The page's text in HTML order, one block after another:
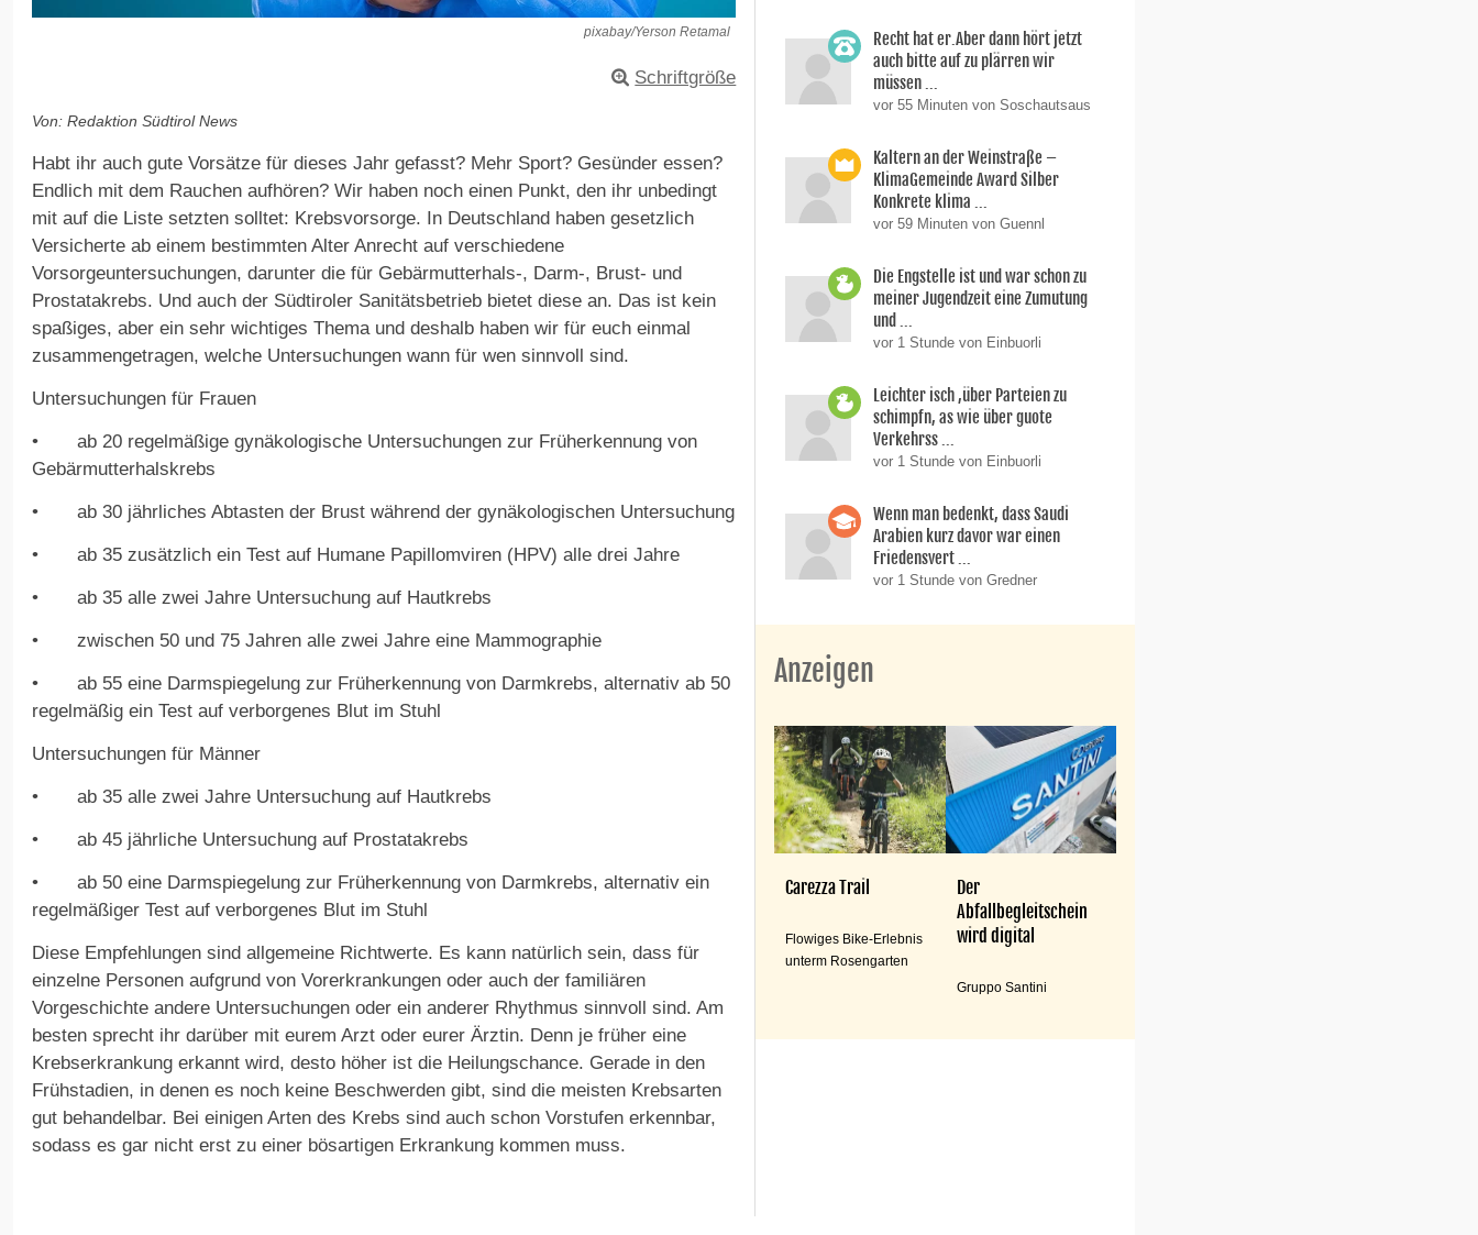
pixabay/Yerson Retamal
Schriftgröße
Von: Redaktion Südtirol News
Habt ihr auch gute Vorsätze für dieses Jahr gefasst? Mehr Sport? Gesünder essen?
Endlich mit dem Rauchen aufhören? Wir haben noch einen Punkt, den ihr unbedingt
mit auf die Liste setzten solltet: Krebsvorsorge. In Deutschland haben gesetzlich
Versicherte ab einem bestimmten Alter Anrecht auf verschiedene
Vorsorgeuntersuchungen, darunter die für Gebärmutterhals-, Darm-, Brust- und
Prostatakrebs. Und auch der Südtiroler Sanitätsbetrieb bietet diese an. Das ist kein
spaßiges, aber ein sehr wichtiges Thema und deshalb haben wir für euch einmal
zusammengetragen, welche Untersuchungen wann für wen sinnvoll sind.
Untersuchungen für Frauen
• ab 20 regelmäßige gynäkologische Untersuchungen zur Früherkennung von
Gebärmutterhalskrebs
• ab 30 jährliches Abtasten der Brust während der gynäkologischen Untersuchung
• ab 35 zusätzlich ein Test auf Humane Papillomviren (HPV) alle drei Jahre
• ab 35 alle zwei Jahre Untersuchung auf Hautkrebs
• zwischen 50 und 75 Jahren alle zwei Jahre eine Mammographie
• ab 55 eine Darmspiegelung zur Früherkennung von Darmkrebs, alternativ ab 50
regelmäßig ein Test auf verborgenes Blut im Stuhl
Untersuchungen für Männer
• ab 35 alle zwei Jahre Untersuchung auf Hautkrebs
• ab 45 jährliche Untersuchung auf Prostatakrebs
• ab 50 eine Darmspiegelung zur Früherkennung von Darmkrebs, alternativ ein
regelmäßiger Test auf verborgenes Blut im Stuhl
Diese Empfehlungen sind allgemeine Richtwerte. Es kann natürlich sein, dass für
einzelne Personen aufgrund von Vorerkrankungen oder auch der familiären
Vorgeschichte andere Untersuchungen oder ein anderer Rhythmus sinnvoll sind. Am
besten sprecht ihr darüber mit eurem Arzt oder eurer Ärztin. Denn je früher eine
Krebserkrankung erkannt wird, desto höher ist die Heilungschance. Gerade in den
Frühstadien, in denen es noch keine Beschwerden gibt, sind die meisten Krebsarten
gut behandelbar. Bei einigen Arten des Krebs sind auch schon Vorstufen erkennbar,
sodass es gar nicht erst zu einer bösartigen Erkrankung kommen muss.
Recht hat er.Aber dann hört jetzt
auch bitte auf zu plärren wir
müssen ...
vor 55 Minuten von Soschautsaus
Kaltern an der Weinstraße –
KlimaGemeinde Award Silber
Konkrete klima ...
vor 59 Minuten von Guennl
Die Engstelle ist und war schon zu
meiner Jugendzeit eine Zumutung
und ...
vor 1 Stunde von Einbuorli
Leichter isch ,über Parteien zu
schimpfn, as wie über guote
Verkehrss ...
vor 1 Stunde von Einbuorli
Wenn man bedenkt, dass Saudi
Arabien kurz davor war einen
Friedensvert ...
vor 1 Stunde von Gredner
Anzeigen
Carezza Trail
Flowiges Bike-Erlebnis
unterm Rosengarten
Der
Abfallbegleitschein
wird digital
Gruppo Santini